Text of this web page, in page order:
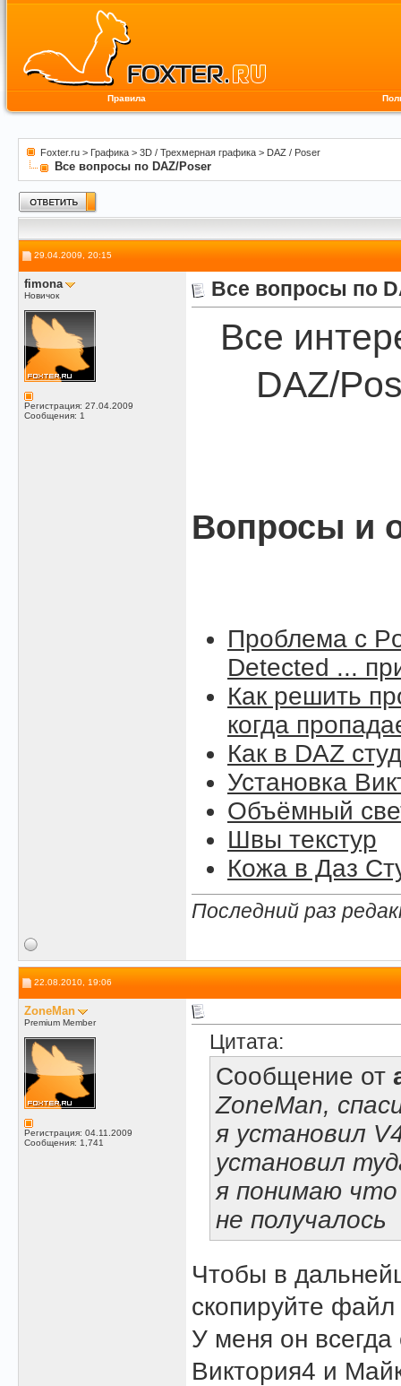
Правила
Foxter.ru > Графика > 3D / Трехмерная графика > DAZ / Poser
Все вопросы по DAZ/Poser
29.04.2009, 20:15
fimona
Новичок
Регистрация: 27.04.2009
Сообщения: 1
Все вопросы по
Все
DAZ/
Вопросы и
Проблема с
Detected ...
Как решить
когда
Как в DAZ
Установка
Объёмный
Швы текстур
Кожа в Даз
Последний раз
22.08.2010, 19:06
ZoneMan
Premium Member
Регистрация: 04.11.2009
Сообщения: 1,741
Цитата:
Сообщение от
ZoneMan,
я установил
установил
я понимаю что
не получалось
Чтобы в
скопируйте
У меня он всегда
Виктория4 и